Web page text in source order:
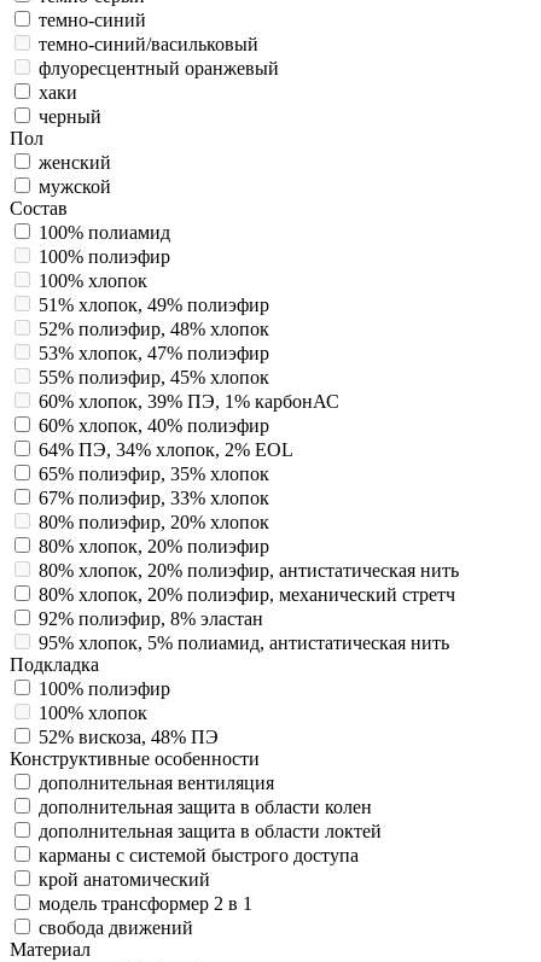
темно-синий
темно-синий/васильковый
флуоресцентный оранжевый
хаки
черный
Пол
женский
мужской
Состав
100% полиамид
100% полиэфир
100% хлопок
51% хлопок, 49% полиэфир
52% полиэфир, 48% хлопок
53% хлопок, 47% полиэфир
55% полиэфир, 45% хлопок
60% хлопок, 39% ПЭ, 1% карбонАС
60% хлопок, 40% полиэфир
64% ПЭ, 34% хлопок, 2% EOL
65% полиэфир, 35% хлопок
67% полиэфир, 33% хлопок
80% полиэфир, 20% хлопок
80% хлопок, 20% полиэфир
80% хлопок, 20% полиэфир, антистатическая нить
80% хлопок, 20% полиэфир, механический стретч
92% полиэфир, 8% эластан
95% хлопок, 5% полиамид, антистатическая нить
Подкладка
100% полиэфир
100% хлопок
52% вискоза, 48% ПЭ
Конструктивные особенности
дополнительная вентиляция
дополнительная защита в области колен
дополнительная защита в области локтей
карманы с системой быстрого доступа
крой анатомический
модель трансформер 2 в 1
свобода движений
Материал